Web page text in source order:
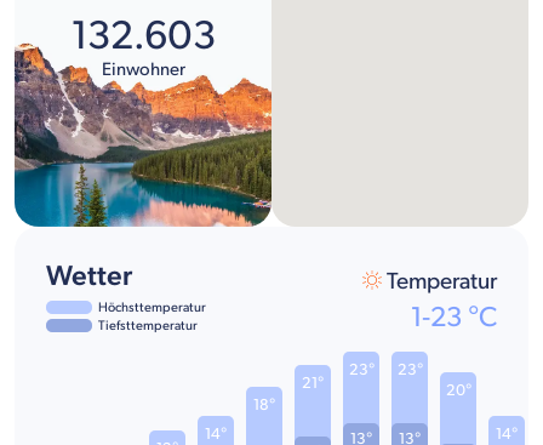
132.603
Einwohner
Wetter
Höchsttemperatur
Tiefsttemperatur
Temperatur
1-23 °C
14°
18°
21°
13°
23°
13°
23°
20°
14°